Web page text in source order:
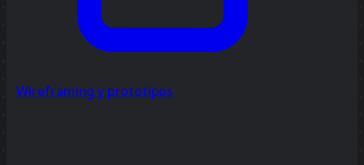
Wireframing y prototipos